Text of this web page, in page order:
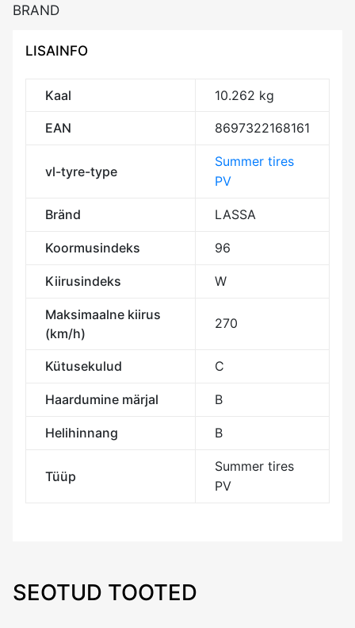
BRAND
LISAINFO
Kaal 10.262 kg
EAN 8697322168161
vl-tyre-type
Summer tires
PV
Bränd LASSA
Koormusindeks 96
Kiirusindeks W
Maksimaalne kiirus
(km/h)
270
Kütusekulud C
Haardumine märjal B
Helihinnang B
Tüüp
Summer tires
PV
SEOTUD TOOTED